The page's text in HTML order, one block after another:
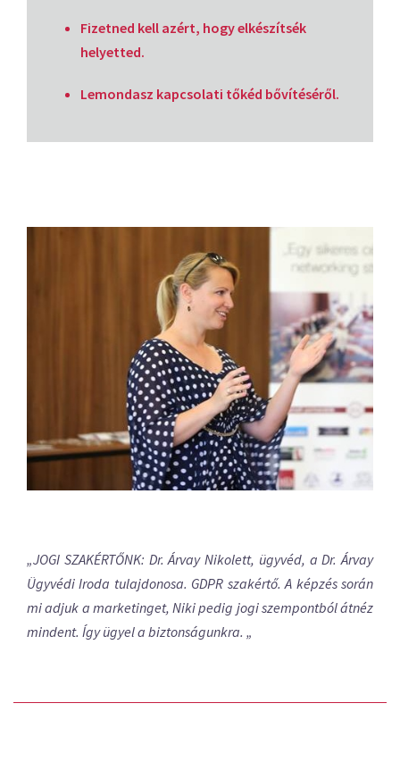
Fizetned kell azért, hogy elkészítsék
helyetted.
Lemondasz kapcsolati tőkéd bővítéséről.
„JOGI SZAKÉRTŐNK: Dr. Árvay Nikolett, ügyvéd, a Dr. Árvay
Ügyvédi Iroda tulajdonosa. GDPR szakértő. A képzés során
mi adjuk a marketinget, Niki pedig jogi szempontból átnéz
mindent. Így ügyel a biztonságunkra. „